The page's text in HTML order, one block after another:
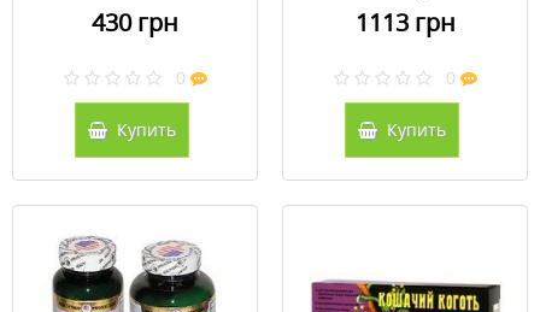
430 грн
0
Купить
1113 грн
0
Купить